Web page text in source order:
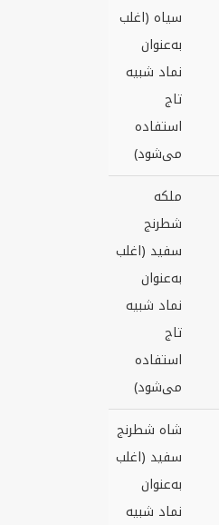
سیاه (اغلب
به‌عنوان
نماد شبیه
تاج
استفاده
می‌شود)
ملکه
شطرنج
سفید (اغلب
به‌عنوان
نماد شبیه
تاج
استفاده
می‌شود)
شاه شطرنج
سفید (اغلب
به‌عنوان
نماد شبیه